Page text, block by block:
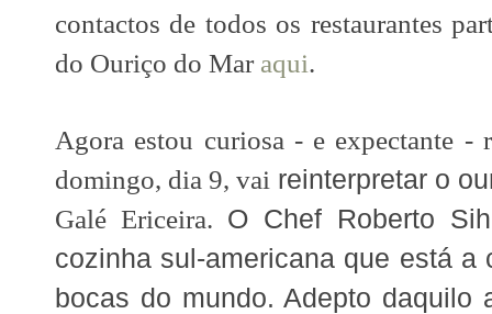
contactos de todos os restaurantes
do Ouriço do Mar aqui.
Agora estou curiosa - e expectante -
domingo, dia 9, vai reinterpretar o
Galé Ericeira. O Chef Roberto
cozinha sul-americana que está
bocas do mundo. Adepto daquilo